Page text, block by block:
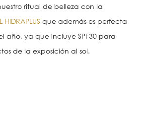
ritual de belleza con la
HIDRAPLUS que además es perfecta
año, ya que incluye SPF30 para
de la exposición al sol.